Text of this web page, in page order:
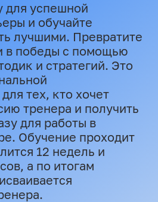
для успешной
и обучайте
лучшими. Превратите
в победы с помощью
и стратегий. Это
тех, кто хочет
тренера и получить
для работы в
Обучение проходит
12 недель и
а по итогам